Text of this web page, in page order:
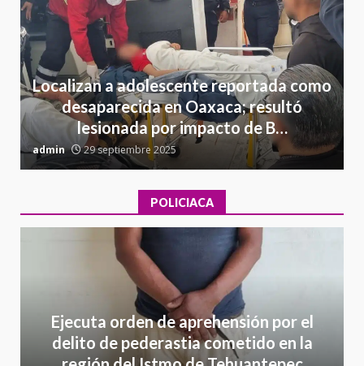
Localizan a adolescente reportada como
desaparecida en Oaxaca; resultó
lesionada por impacto de B…
admin 29 septiembre 2025
POLICIACA
Ejecuta orden de aprehensión por el
delito de pederastia cometido en la